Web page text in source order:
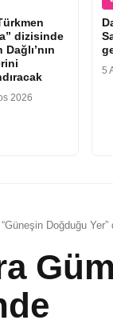
dizisinde
2026
5
Doğduğu Yer”